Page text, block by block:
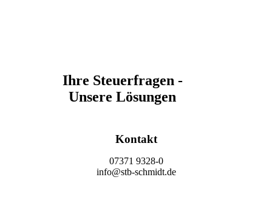
Ihre Steuerfragen -
Unsere Lösungen
Kontakt
07371 9328-0
info@stb-schmidt.de